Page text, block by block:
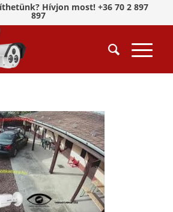
Hívjon most! +36 70 2 897
897